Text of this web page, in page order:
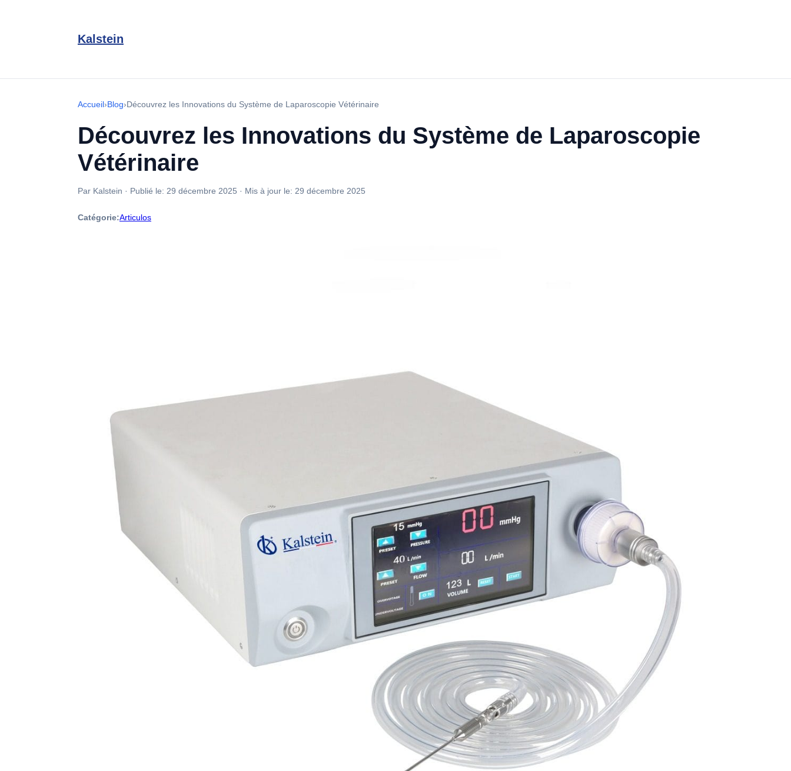
Kalstein
Accueil›Blog›Découvrez les Innovations du Système de Laparoscopie Vétérinaire
Découvrez les Innovations du Système de Laparoscopie
Vétérinaire
Par Kalstein · Publié le: 29 décembre 2025 · Mis à jour le: 29 décembre 2025
Catégorie:Articulos